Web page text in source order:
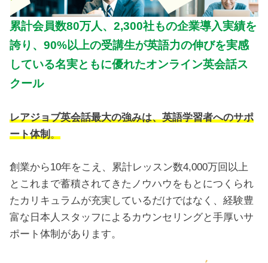
累計会員数80万人、2,300社もの企業導入実績を
誇り、90%以上の受講生が英語力の伸びを実感
している名実ともに優れたオンライン英会話ス
クール
レアジョブ英会話最大の強みは、英語学習者へのサポ
ート体制。
創業から10年をこえ、累計レッスン数4,000万回以上
とこれまで蓄積されてきたノウハウをもとにつくられ
たカリキュラムが充実しているだけではなく、経験豊
富な日本人スタッフによるカウンセリングと手厚いサ
ポート体制があります。